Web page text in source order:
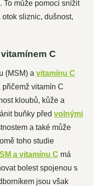
To může pomoci snížit
sliznic, dušnost,
C
(MSM) a vitamínu C
vitamín C
kloubů, kůže a
buňky před volnými
a také může
toho studie
a vitamínu C má
bolest spojenou s
jsou však